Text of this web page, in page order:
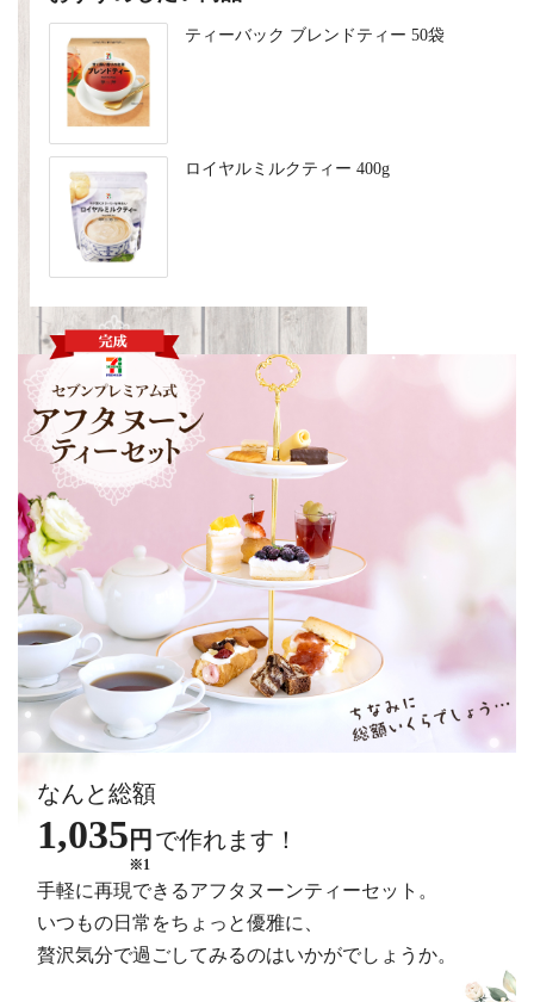
ティーバック ブレンドティー 50袋
ロイヤルミルクティー 400g
なんと総額
1,035 円 で作れます！
手軽に再現できるアフタヌーンティーセット。
いつもの日常をちょっと優雅に、
贅沢気分で過ごしてみるのはいかがでしょうか。